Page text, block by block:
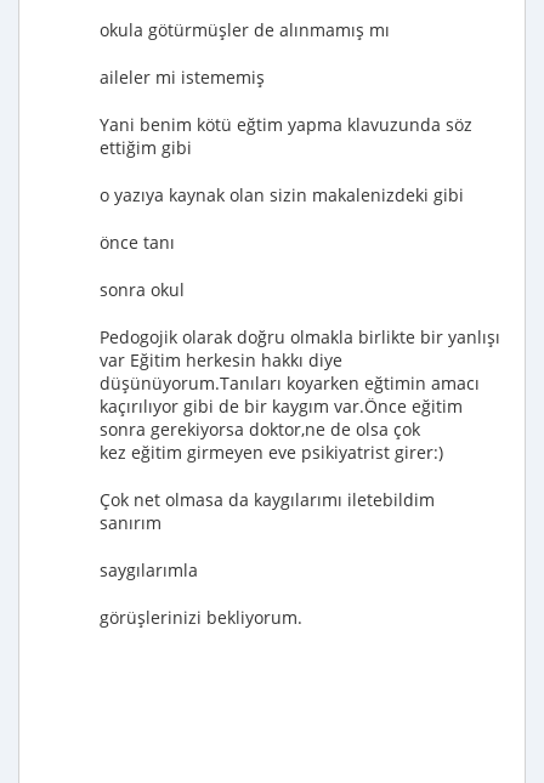
okula götürmüşler de alınmamış mı
aileler mi istememiş
Yani benim kötü eğtim yapma klavuzunda söz
ettiğim gibi
o yazıya kaynak olan sizin makalenizdeki gibi
önce tanı
sonra okul
Pedogojik olarak doğru olmakla birlikte bir yanlışı
var Eğitim herkesin hakkı diye
düşünüyorum.Tanıları koyarken eğtimin amacı
kaçırılıyor gibi de bir kaygım var.Önce eğitim
sonra gerekiyorsa doktor,ne de olsa çok
kez eğitim girmeyen eve psikiyatrist girer:)
Çok net olmasa da kaygılarımı iletebildim
sanırım
saygılarımla
görüşlerinizi bekliyorum.